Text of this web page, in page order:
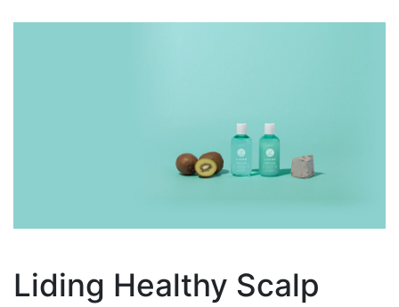
Liding Healthy Scalp